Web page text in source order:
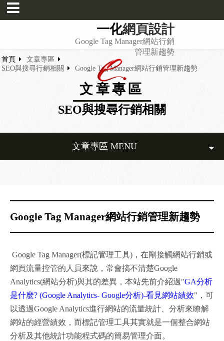
一化網頁設計
Google Tag Manager網站行銷
管理新趨勢
首頁
文章專區
SEO與搜尋行銷相關
Google Tag Manager網站行銷管理新趨勢
文章專區
SEO與搜尋行銷相關
文章專區 MENU
Google Tag Manager網站行銷管理新趨勢
Google Tag Manager(標記管理工具)，在剛接觸網站行銷或
網頁流量控管的人員來說，常會搞不清楚Google
Analytics(網站分析)與其的差異，本站先前介紹過"GA分析
是什麼? (Google Analytics- Google分析)-看見網站績效"，可
以透過Google Analytics進行網站的流量統計、分析來瞭解
網站的經營績效，而標記管理工具其實就是一個整合網站
分析及其他統計功能程式碼的簡易管理介面。